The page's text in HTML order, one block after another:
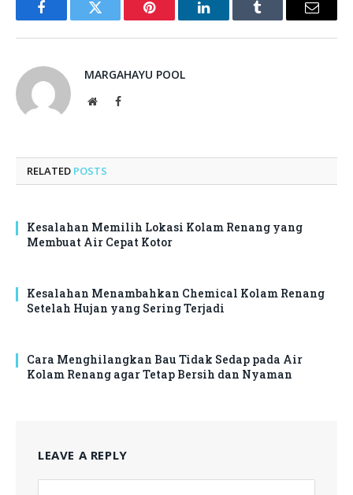
FacebookTwitter Pinterest LinkedInTumblr Email
MARGAHAYU POOL
WebsiteFacebook
RELATED POSTS
Kesalahan Memilih Lokasi Kolam Renang yang
Membuat Air Cepat Kotor
Kesalahan Menambahkan Chemical Kolam Renang
Setelah Hujan yang Sering Terjadi
Cara Menghilangkan Bau Tidak Sedap pada Air
Kolam Renang agar Tetap Bersih dan Nyaman
LEAVE A REPLY